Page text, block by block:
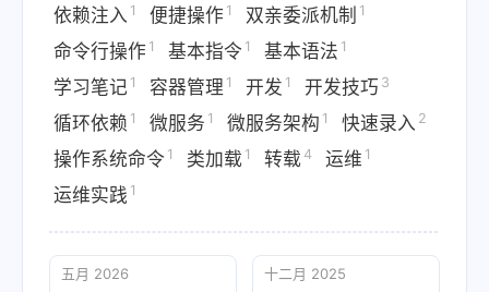
依赖注入 1 便捷操作 1 双亲委派机制 1
命令行操作 1 基本指令 1 基本语法 1
学习笔记 1 容器管理 1 开发 1 开发技巧 3
循环依赖 1 微服务 1 微服务架构 1 快速录入 2
操作系统命令 1 类加载 1 转载 4 运维 1
运维实践 1
五月 2026 十二月 2025